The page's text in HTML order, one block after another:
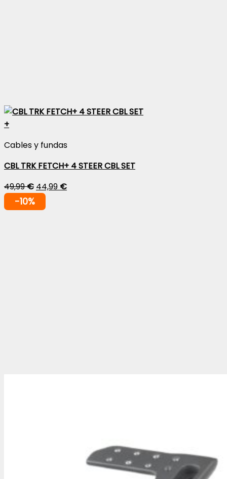
+
Cables y fundas
CBL TRK FETCH+ 4 STEER CBL SET
49,99€ 44,99 €
-10%